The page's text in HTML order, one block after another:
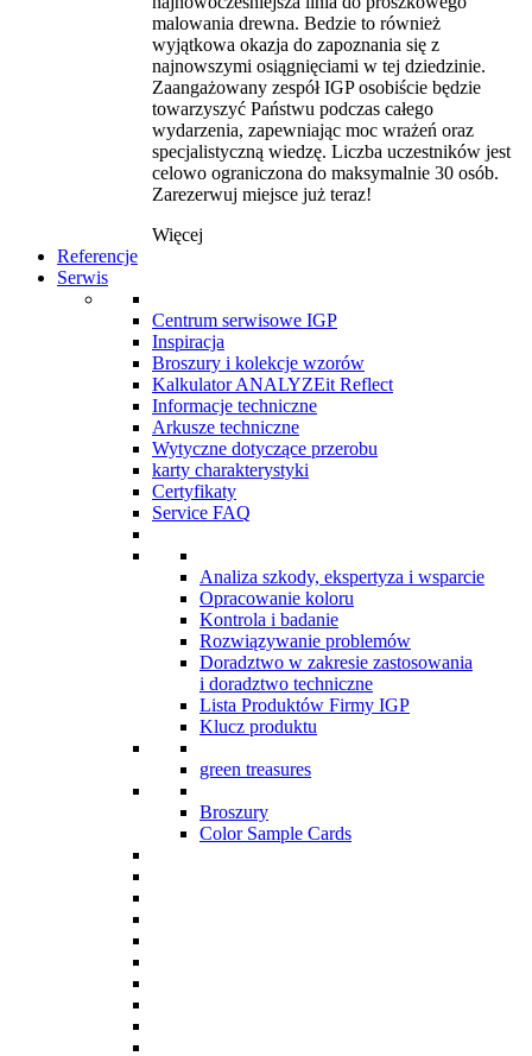
malowania drewna. Bedzie to również
wyjątkowa okazja do zapoznania się z
najnowszymi osiągnięciami w tej dziedzinie.
Zaangażowany zespół IGP osobiście będzie
towarzyszyć Państwu podczas całego
wydarzenia, zapewniając moc wrażeń oraz
specjalistyczną wiedzę. Liczba uczestników jest
celowo ograniczona do maksymalnie 30 osób.
Zarezerwuj miejsce już teraz!
Więcej
Referencje
Serwis
Centrum serwisowe IGP
Inspiracja
Broszury i kolekcje wzorów
Kalkulator ANALYZEit Reflect
Informacje techniczne
Arkusze techniczne
Wytyczne dotyczące przerobu
karty charakterystyki
Certyfikaty
Service FAQ
Analiza szkody, ekspertyza i wsparcie
Opracowanie koloru
Kontrola i badanie
Rozwiązywanie problemów
Doradztwo w zakresie zastosowania
i doradztwo techniczne
Lista Produktów Firmy IGP
Klucz produktu
green treasures
Broszury
Color Sample Cards